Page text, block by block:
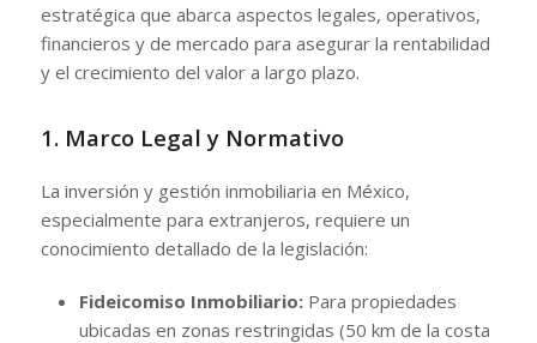
estratégica que abarca aspectos legales, operativos,
financieros y de mercado para asegurar la rentabilidad
y el crecimiento del valor a largo plazo.
1. Marco Legal y Normativo
La inversión y gestión inmobiliaria en México,
especialmente para extranjeros, requiere un
conocimiento detallado de la legislación:
Fideicomiso Inmobiliario:Para propiedades
ubicadas en zonas restringidas (50 km de la costa